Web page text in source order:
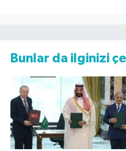
Bunlar da ilginizi